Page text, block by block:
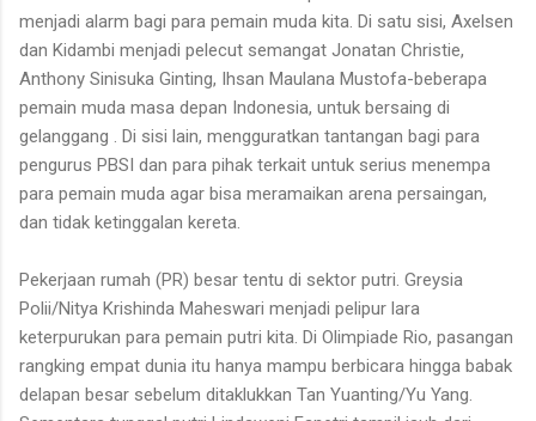
menjadi alarm bagi para pemain muda kita. Di satu sisi, Axelsen
dan Kidambi menjadi pelecut semangat Jonatan Christie,
Anthony Sinisuka Ginting, Ihsan Maulana Mustofa-beberapa
pemain muda masa depan Indonesia, untuk bersaing di
gelanggang . Di sisi lain, mengguratkan tantangan bagi para
pengurus PBSI dan para pihak terkait untuk serius menempa
para pemain muda agar bisa meramaikan arena persaingan,
dan tidak ketinggalan kereta.
Pekerjaan rumah (PR) besar tentu di sektor putri. Greysia
Polii/Nitya Krishinda Maheswari menjadi pelipur lara
keterpurukan para pemain putri kita. Di Olimpiade Rio, pasangan
rangking empat dunia itu hanya mampu berbicara hingga babak
delapan besar sebelum ditaklukkan Tan Yuanting/Yu Yang.